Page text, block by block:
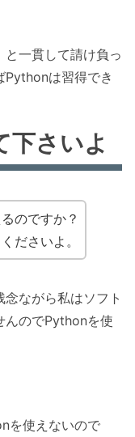
一貫して請け負っ
Pythonは習得でき
下さいよ
のですか？
ださいよ。
ながら私はソフト
んのでPythonを使
を使えないので